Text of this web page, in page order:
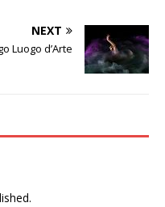
NEXT
Luogo d’Arte